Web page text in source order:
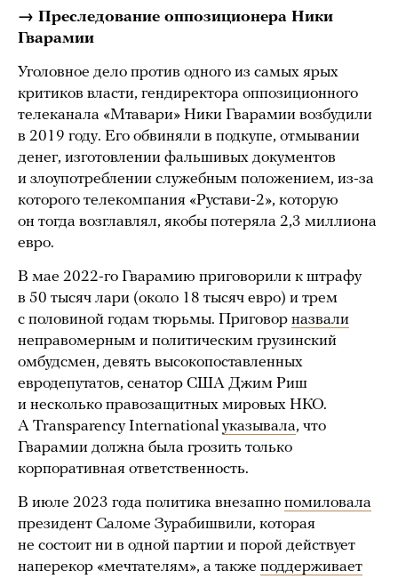
→ Преследование оппозиционера Ники
Гварамии
Уголовное дело против одного из самых ярых
критиков власти, гендиректора оппозиционного
телеканала «Мтавари» Ники Гварамии возбудили
в 2019 году. Его обвиняли в подкупе, отмывании
денег, изготовлении фальшивых документов
и злоупотреблении служебным положением, из-за
которого телекомпания «Рустави-2», которую
он тогда возглавлял, якобы потеряла 2,3 миллиона
евро.
В мае 2022-го Гварамию приговорили к штрафу
в 50 тысяч лари (около 18 тысяч евро) и трем
с половиной годам тюрьмы. Приговор назвали
неправомерным и политическим грузинский
омбудсмен, девять высокопоставленных
евродепутатов, сенатор США Джим Риш
и несколько правозащитных мировых НКО.
А Transparency International указывала, что
Гварамии должна была грозить только
корпоративная ответственность.
В июле 2023 года политика внезапно помиловала
президент Саломе Зурабишвили, которая
не состоит ни в одной партии и порой действует
наперекор «мечтателям», а также поддерживает